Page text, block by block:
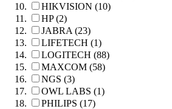
HIKVISION (10)
HP (2)
JABRA (23)
LIFETECH (1)
LOGITECH (88)
MAXCOM (58)
NGS (3)
OWL LABS (1)
PHILIPS (17)